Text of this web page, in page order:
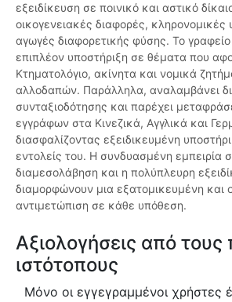
εξειδίκευση σε ποινικό και αστικό
οικογενειακές διαφορές, κληρονομικές
αγωγές διαφορετικής φύσης. Το
επιπλέον υποστήριξη σε θέματα που
Κτηματολόγιο, ακίνητα και νομικά
αλλοδαπών. Παράλληλα, αναλαμβάνει
συνταξιοδότησης και παρέχει
εγγράφων στα Κινεζικά, Αγγλικά και
διασφαλίζοντας εξειδικευμένη
εντολείς του. Η συνδυασμένη εμπειρία
διαμεσολάβηση και η πολύπλευρη
διαμορφώνουν μια εξατομικευμένη και
αντιμετώπιση σε κάθε υπόθεση.
Αξιολογήσεις από
ιστότοπους
Μόνο οι εγγεγραμμένοι χρήστες